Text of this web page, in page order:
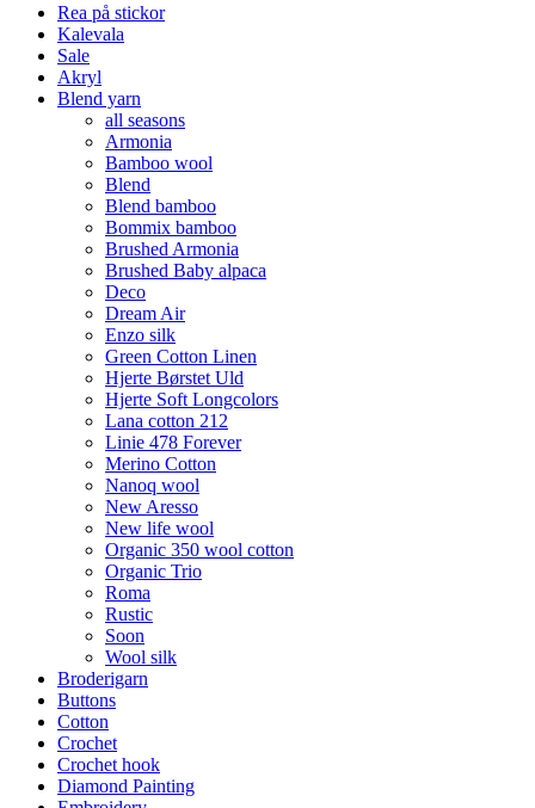
Rea på stickor
Kalevala
Sale
Akryl
Blend yarn
all seasons
Armonia
Bamboo wool
Blend
Blend bamboo
Bommix bamboo
Brushed Armonia
Brushed Baby alpaca
Deco
Dream Air
Enzo silk
Green Cotton Linen
Hjerte Børstet Uld
Hjerte Soft Longcolors
Lana cotton 212
Linie 478 Forever
Merino Cotton
Nanoq wool
New Aresso
New life wool
Organic 350 wool cotton
Organic Trio
Roma
Rustic
Soon
Wool silk
Broderigarn
Buttons
Cotton
Crochet
Crochet hook
Diamond Painting